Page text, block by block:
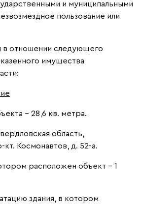
и муниципальными
пользование или
в отношении следующего
имущества
– 28,6 кв. метра.
область,
кт. Космонавтов, д. 52-а.
расположен объект – 1
здания, в котором